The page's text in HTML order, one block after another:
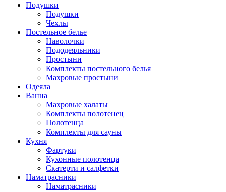
Подушки
Подушки
Чехлы
Постельное белье
Наволочки
Пододеяльники
Простыни
Комплекты постельного белья
Махровые простыни
Одеяла
Ванна
Махровые халаты
Комплекты полотенец
Полотенца
Комплекты для сауны
Кухня
Фартуки
Кухонные полотенца
Скатерти и салфетки
Наматрасники
Наматрасники